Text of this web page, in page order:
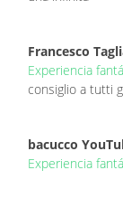
Francesco
Experiencia
consiglio a tutti
bacucco
Experiencia